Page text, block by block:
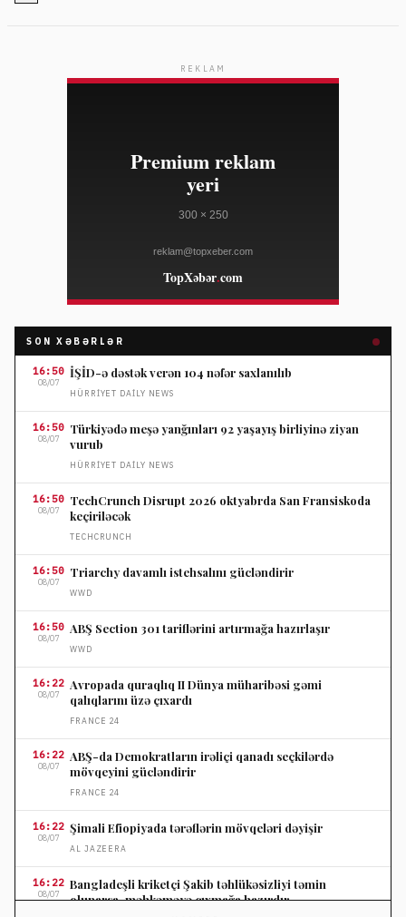
REKLAM
SON XƏBƏRLƏR
16:50
08/07
İŞİD-ə dəstək verən 104 nəfər saxlanılıb
HÜRRIYET DAILY NEWS
16:50
08/07
Türkiyədə meşə yanğınları 92 yaşayış birliyinə ziyan
vurub
HÜRRIYET DAILY NEWS
16:50
08/07
TechCrunch Disrupt 2026 oktyabrda San Fransiskoda
keçiriləcək
TECHCRUNCH
16:50
08/07
Triarchy davamlı istehsalını gücləndirir
WWD
16:50
08/07
ABŞ Section 301 tariflərini artırmağa hazırlaşır
WWD
16:22
08/07
Avropada quraqlıq II Dünya müharibəsi gəmi
qalıqlarını üzə çıxardı
FRANCE 24
16:22
08/07
ABŞ-da Demokratların irəliçi qanadı seçkilərdə
mövqeyini gücləndirir
FRANCE 24
16:22
08/07
Şimali Efiopiyada tərəflərin mövqeləri dəyişir
AL JAZEERA
16:22
08/07
Bangladeşli kriketçi Şakib təhlükəsizliyi təmin
olunarsa, məhkəməyə çıxmağa hazırdır